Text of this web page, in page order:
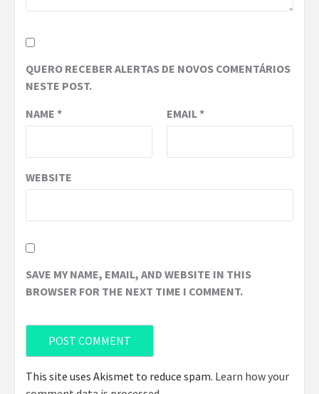
QUERO RECEBER ALERTAS DE NOVOS COMENTÁRIOS
NESTE POST.
NAME * EMAIL*
WEBSITE
SAVE MY NAME, EMAIL, AND WEBSITE IN THIS
BROWSER FOR THE NEXT TIME I COMMENT.
This site uses Akismet to reduce spam. Learn how your